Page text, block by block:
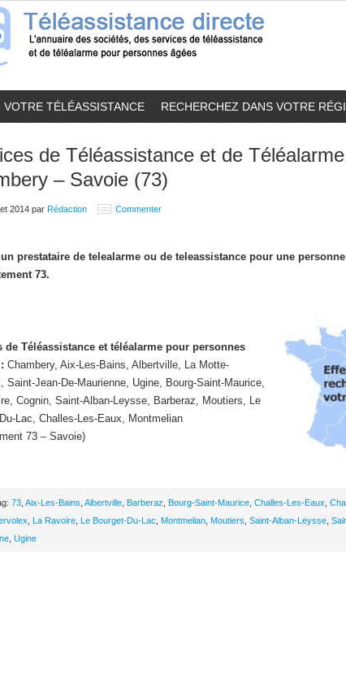
VOTRE TÉLÉASSISTANCE RECHERCHEZ DANS VOTRE
de Téléassistance et de
– Savoie (73)
2014 par Rédaction Commenter
prestataire de telealarme ou de teleassistance pour une
73.
de Téléassistance et téléalarme pour personnes
Chambery, Aix-Les-Bains, Albertville, La Motte-
Saint-Jean-De-Maurienne, Ugine, Bourg-Saint-Maurice,
Cognin, Saint-Alban-Leysse, Barberaz, Moutiers, Le
Lac, Challes-Les-Eaux, Montmelian
73 – Savoie)
73 Aix-Les-Bains Albertville Barberaz Bourg-Saint-Maurice Challes-Les-Eaux
La Ravoire Le Bourget-Du-Lac Montmelian Moutiers Saint-Alban-Leysse
Ugine